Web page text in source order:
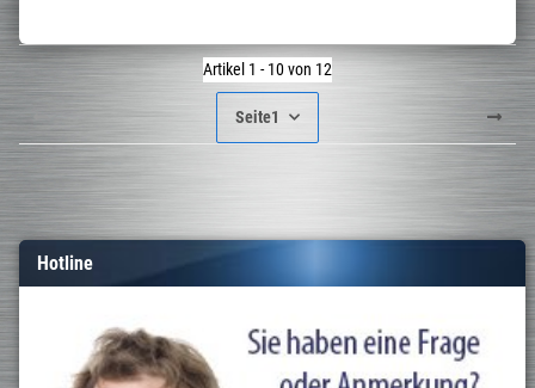
Artikel 1 - 10 von 12
Seite1
Hotline